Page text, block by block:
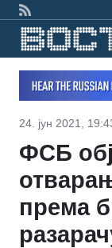
24. јун 2021,
ФСБ
према